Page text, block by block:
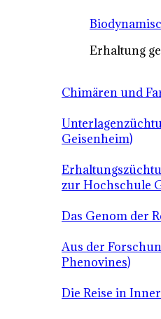
Erhaltung
Chimären und
Geisenheim)
zur Hochschule
Das Genom der
Aus der
Phenovines)
Die Reise in